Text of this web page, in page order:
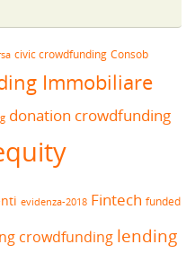
civic crowdfunding Consob
Immobiliare
donation crowdfunding
evidenza-2018 Fintech funded
crowdfunding lending